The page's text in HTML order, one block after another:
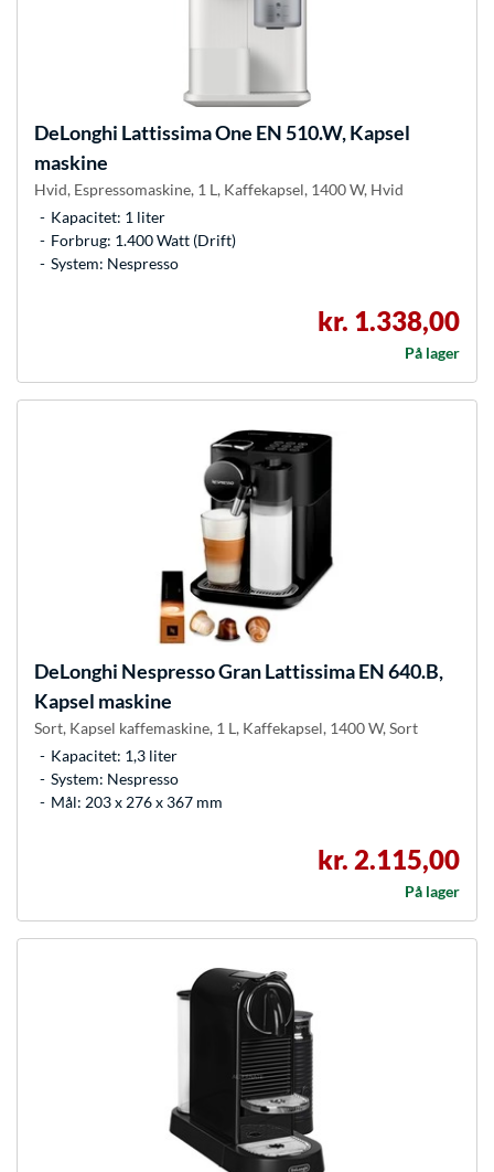
DeLonghi Lattissima One EN 510.W, Kapsel
maskine
Hvid, Espressomaskine, 1 L, Kaffekapsel, 1400 W, Hvid
Kapacitet: 1 liter
Forbrug: 1.400 Watt (Drift)
System: Nespresso
kr. 1.338,00
På lager
DeLonghi Nespresso Gran Lattissima EN 640.B,
Kapsel maskine
Sort, Kapsel kaffemaskine, 1 L, Kaffekapsel, 1400 W, Sort
Kapacitet: 1,3 liter
System: Nespresso
Mål: 203 x 276 x 367 mm
kr. 2.115,00
På lager